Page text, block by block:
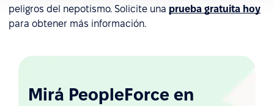
peligros del nepotismo. Solicite una prueba gratuita hoy
para obtener más información.
Mirá PeopleForce en